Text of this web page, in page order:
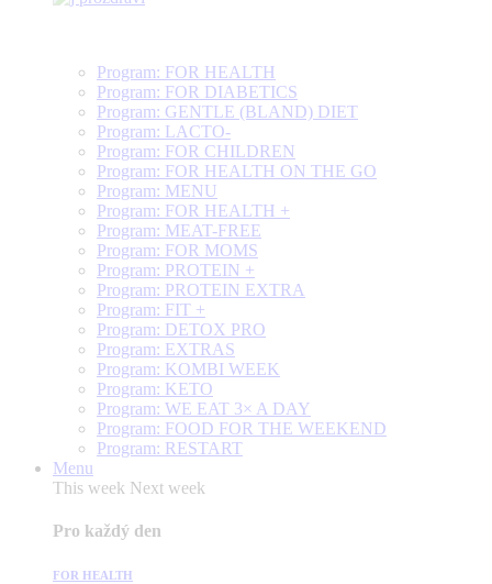
Program: FOR HEALTH
Program: FOR DIABETICS
Program: GENTLE (BLAND) DIET
Program: LACTO-
Program: FOR CHILDREN
Program: FOR HEALTH ON THE GO
Program: MENU
Program: FOR HEALTH +
Program: MEAT-FREE
Program: FOR MOMS
Program: PROTEIN +
Program: PROTEIN EXTRA
Program: FIT +
Program: DETOX PRO
Program: EXTRAS
Program: KOMBI WEEK
Program: KETO
Program: WE EAT 3× A DAY
Program: FOOD FOR THE WEEKEND
Program: RESTART
Menu
This week Next week
Pro každý den
FOR HEALTH